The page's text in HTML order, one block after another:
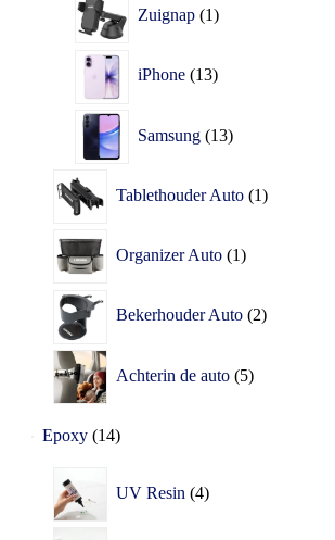
Zuignap 1
iPhone 13
Samsung 13
Tablethouder Auto 1
Organizer Auto 1
Bekerhouder Auto 2
Achterin de auto 5
Epoxy 14
UV Resin 4